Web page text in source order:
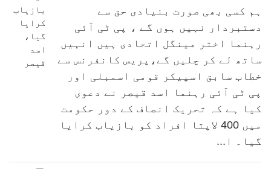
ہم کسی بھی صورت بنیادی حق سے
دستبردار نہیں ہوں گے ، پی ٹی آئی
رہنما اختر مینگل اتحادی ہیں انہیں
ساتھ لے کر چلیں گے،پریس کانفرنس سے
خطاب سابق اسپیکر قومی اسمبلی اور
پی ٹی آئی رہنما اسد قیصر نے دعوی
کیا ہے کہ تحریک انصاف کے دور حکومت
میں 400 لاپتا افراد کو بازیاب کرایا
گیا۔ ا...